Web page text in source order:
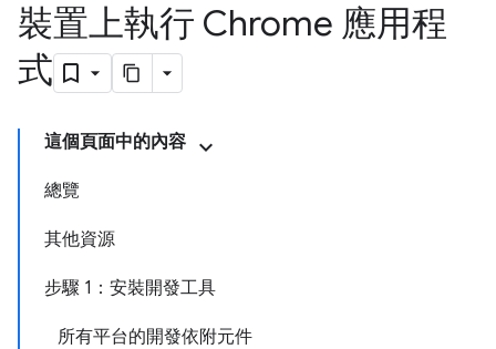
裝置上執行 Chrome 應用程
式
這個頁面中的內容
總覽
其他資源
步驟 1：安裝開發工具
所有平台的開發依附元件